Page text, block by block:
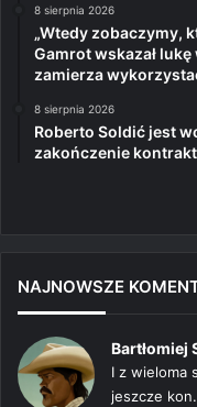
8 sierpnia 2026
„Wtedy zobaczymy,
Gamrot wskazał
zamierza
8 sierpnia 2026
Roberto Soldić jest
zakończenie
NAJNOWSZE
Bartłomiej
I z wieloma
jeszcze